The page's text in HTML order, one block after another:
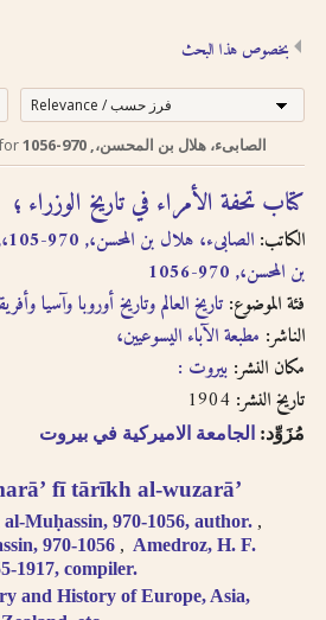
بخصوص هذا البحث
إرشادات للبحث لدى
استخدام الترجمة
الصوتية بالحروف
اللاتينية
إن عملية البحث التي تجريها في
هذا الموقع تعطي وصف
ببليوغرافي عن الكتاب
المسترجع باللغتين العربية
والانجليزية ولكنها لا تقدّم
إمكانية البحث بالنص الكامل.
سنقوم بتوفير هذا البحث
عندما تتطوّر إمكانية استخدام
تقنيّة التعرّف الضوئي على
المحارف باللغة العربية في
النصوص المرقمنة للكتب
الصابىء، هلال بن المحسن،, 970-1056
fī tārīkh al-wuzarāʼ
Muḥassin, 970-1056, author.
970-1056
Amedroz, H. F.
1917, compiler.
and History of Europe, Asia,
كتاب تحفة الأمراء في تاريخ الوزراء ؛
الكاتب: الصابىء، هلال بن المحسن،, 970-105،, مؤلف.
بن المحسن،, 970-1056
فئة الموضوع: تاريخ العالم وتاريخ أوروبا وآسيا
الناشر: مطبعة الآباء اليسوعيين،
مكان النشر: بيروت :
تاريخ النشر:
مُزَوِّد: الجامعة الاميركية في بيروت